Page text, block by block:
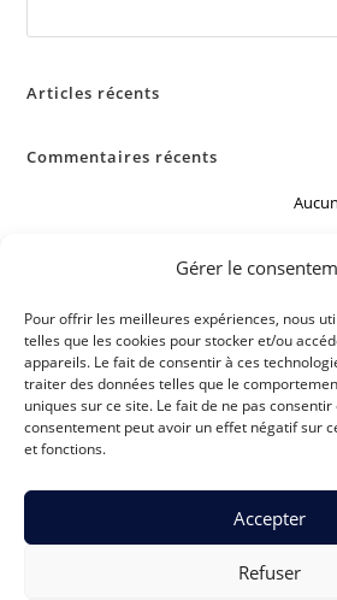
Gérer le
Pour offrir les meilleures expériences, nous
telles que les cookies pour stocker et/ou
appareils. Le fait de consentir à ces
traiter des données telles que le
uniques sur ce site. Le fait de ne pas
consentement peut avoir un effet négatif sur
et fonctions.
Accepter
Refuser
Articles récents
Commentaires récents